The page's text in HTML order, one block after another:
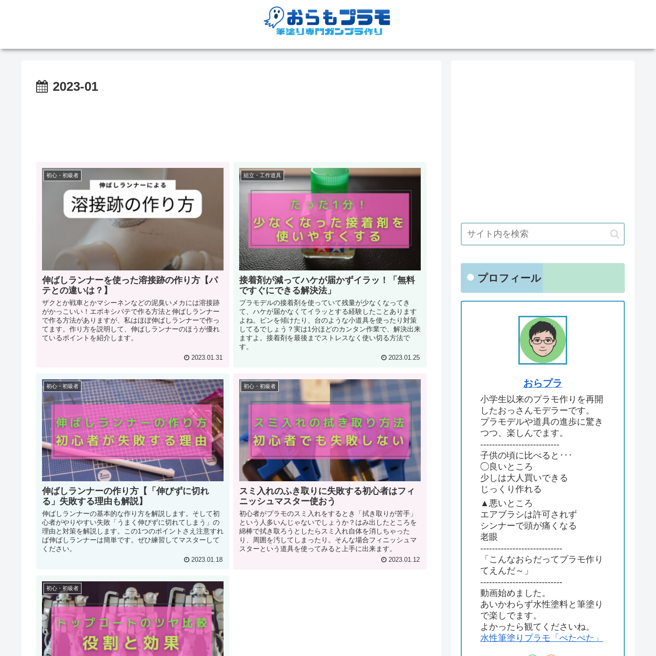
2023-01
初心・初級者
伸ばしランナーを使った溶接跡の作り方【パ
テとの違いは？】
ザクとか戦車とかマシーネンなどの泥臭いメカには溶接跡
がかっこいい！エポキシパテで作る方法と伸ばしランナー
で作る方法がありますが、私はほぼ伸ばしランナーで作っ
てます。作り方を説明して、伸ばしランナーのほうが優れ
ているポイントを紹介します。
2023.01.31
組立・工作道具
接着剤が減ってハケが届かずイラッ！「無料
ですぐにできる解決法」
プラモデルの接着剤を使っていて残量が少なくなってき
て、ハケが届かなくてイラッとする経験したことあります
よね。ビンを傾けたり、台のような小道具を使ったり対策
してるでしょう？実は1分ほどのカンタン作業で、解決出来
ますよ。接着剤を最後までストレスなく使い切る方法で
す。
2023.01.25
初心・初級者
伸ばしランナーの作り方【「伸びずに切れ
る」失敗する理由も解説】
伸ばしランナーの基本的な作り方を解説します。そして初
心者がやりやすい失敗「うまく伸びずに切れてしまう」の
理由と対策を解説します。この1つのポイントさえ注意すれ
ば伸ばしランナーは簡単です。ぜひ練習してマスターして
ください。
2023.01.18
初心・初級者
スミ入れのふき取りに失敗する初心者はフィ
ニッシュマスター使おう
初心者がプラモのスミ入れをするとき「拭き取りが苦手」
という人多いんじゃないでしょうか？はみ出したところを
綿棒で拭き取ろうとしたらスミ入れ自体を消しちゃった
り、周囲を汚してしまったり。そんな場合フィニッシュマ
スターという道具を使ってみると上手に出来ます。
2023.01.12
初心・初級者
プロフィール
おらプラ
小学生以来のプラモ作りを再開
したおっさんモデラーです。
プラモデルや道具の進歩に驚き
つつ、楽しんでます。
---------------------------
子供の頃に比べると･･･
◯良いところ
少しは大人買いできる
じっくり作れる
▲悪いところ
エアブラシは許可されず
シンナーで頭が痛くなる
老眼
----------------------------
「こんなおらだってプラモ作り
てえんだ～」
----------------------------
動画始めました。
あいかわらず水性塗料と筆塗り
で楽しでます。
よかったら観てくださいね。
水性筆塗りプラモ「ぺたぺた」